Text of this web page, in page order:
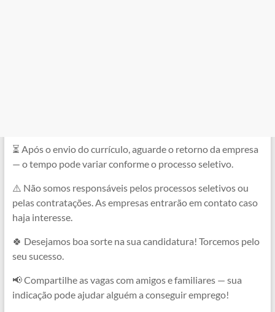
⏳ Após o envio do currículo, aguarde o retorno da empresa
— o tempo pode variar conforme o processo seletivo.
⚠️ Não somos responsáveis pelos processos seletivos ou
pelas contratações. As empresas entrarão em contato caso
haja interesse.
🍀 Desejamos boa sorte na sua candidatura! Torcemos pelo
seu sucesso.
📢 Compartilhe as vagas com amigos e familiares — sua
indicação pode ajudar alguém a conseguir emprego!